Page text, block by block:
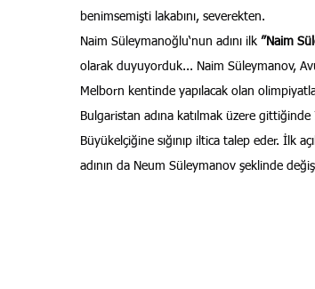
benimsemişti lakabını, severekten.
Naim Süleymanoğlu‘nun adını ilk ”Naim
olarak duyuyorduk... Naim Süleymanov,
Melborn kentinde yapılacak olan
Bulgaristan adına katılmak üzere
Büyükelçiğine sığınıp iltica talep eder. İlk
adının da Neum Süleymanov şeklinde